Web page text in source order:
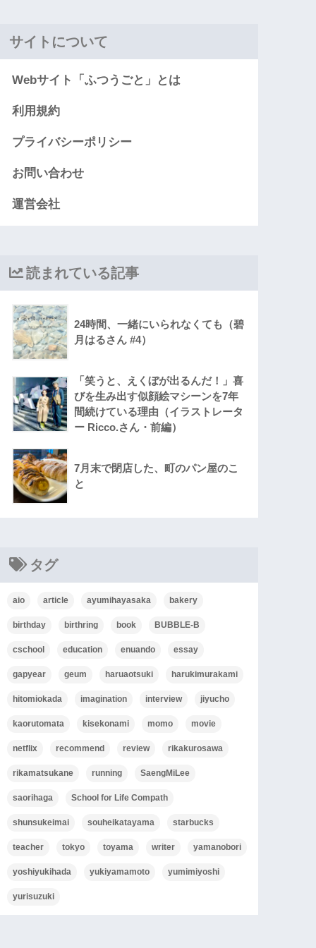
サイトについて
Webサイト「ふつうごと」とは
利用規約
プライバシーポリシー
お問い合わせ
運営会社
読まれている記事
24時間、一緒にいられなくても（碧
月はるさん #4）
「笑うと、えくぼが出るんだ！」喜
びを生み出す似顔絵マシーンを7年
間続けている理由（イラストレータ
ー Ricco.さん・前編）
7月末で閉店した、町のパン屋のこ
と
タグ
aio article ayumihayasaka bakery
birthday birthring book BUBBLE-B
cschool education enuando essay
gapyear geum haruaotsuki harukimurakami
hitomiokada imagination interview jiyucho
kaorutomata kisekonami momo movie
netflix recommend review rikakurosawa
rikamatsukane running SaengMiLee
saorihaga School for Life Compath
shunsukeimai souheikatayama starbucks
teacher tokyo toyama writer yamanobori
yoshiyukihada yukiyamamoto yumimiyoshi
yurisuzuki